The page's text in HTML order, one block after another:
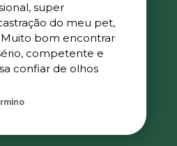
super
do meu pet,
bom encontrar
competente e
confiar de olhos